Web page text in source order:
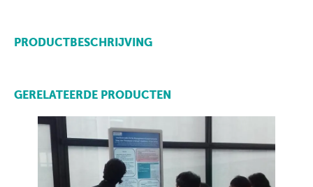
PRODUCTBESCHRIJVING
GERELATEERDE PRODUCTEN